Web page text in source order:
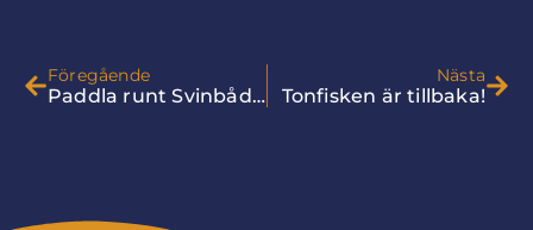
Föregående
Paddla runt Svinbådan!
Nästa
Tonfisken är tillbaka!